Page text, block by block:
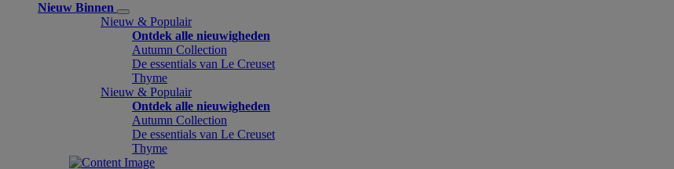
Nieuw Binnen
Nieuw & Populair
Ontdek alle nieuwigheden
Autumn Collection
De essentials van Le Creuset
Thyme
Nieuw & Populair
Ontdek alle nieuwigheden
Autumn Collection
De essentials van Le Creuset
Thyme